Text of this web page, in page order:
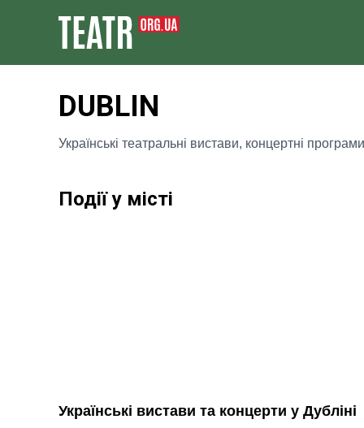
DUBLIN
Українські театральні вистави, концертні
Події у місті
Українські вистави та концерти у Дубліні